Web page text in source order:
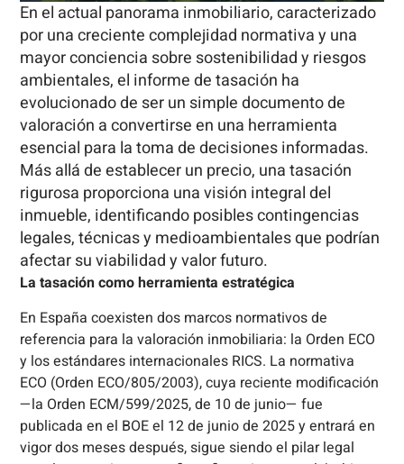
En el actual panorama inmobiliario, caracterizado
por una creciente complejidad normativa y una
mayor conciencia sobre sostenibilidad y riesgos
ambientales, el informe de tasación ha
evolucionado de ser un simple documento de
valoración a convertirse en una herramienta
esencial para la toma de decisiones informadas.
Más allá de establecer un precio, una tasación
rigurosa proporciona una visión integral del
inmueble, identificando posibles contingencias
legales, técnicas y medioambientales que podrían
afectar su viabilidad y valor futuro.
La tasación como herramienta estratégica
En España coexisten dos marcos normativos de
referencia para la valoración inmobiliaria: la Orden ECO
y los estándares internacionales RICS. La normativa
ECO (Orden ECO/805/2003), cuya reciente modificación
—la Orden ECM/599/2025, de 10 de junio— fue
publicada en el BOE el 12 de junio de 2025 y entrará en
vigor dos meses después, sigue siendo el pilar legal